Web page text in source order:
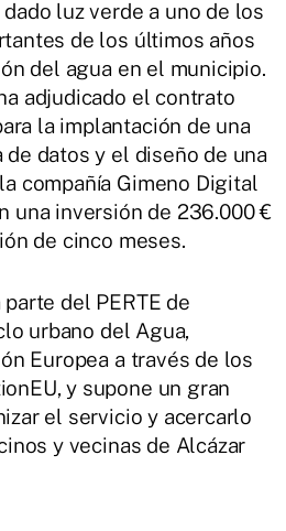
luz verde a uno de los
de los últimos años
del agua en el municipio.
adjudicado el contrato
la implantación de una
de datos y el diseño de una
compañía Gimeno Digital
una inversión de 236.000 €
de cinco meses.
del PERTE de
urbano del Agua,
Europea a través de los
y supone un gran
el servicio y acercarlo
y vecinas de Alcázar